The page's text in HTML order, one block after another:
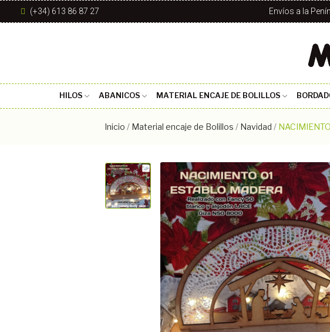
(+34) 613 86 87 27 Envíos a la
HILOS ABANICOS MATERIAL ENCAJE DE BOLILLOS
Inicio Material encaje de Bolillos Navidad